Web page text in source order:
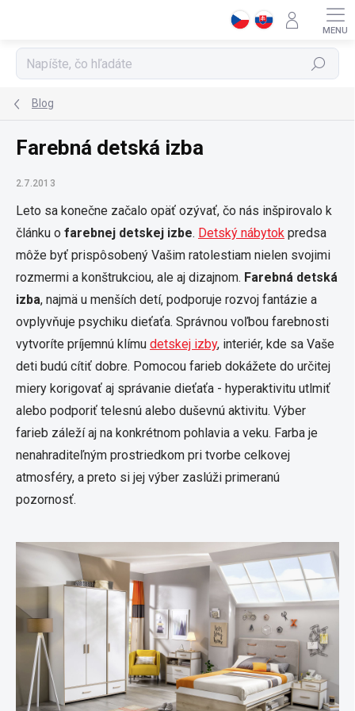
Hľadať
Blog
Farebná detská izba
2.7.2013
Leto sa konečne začalo opäť ozývať, čo nás inšpirovalo k
článku o farebnej detskej izbe. Detský nábytok predsa
môže byť prispôsobený Vašim ratolestiam nielen svojimi
rozmermi a konštrukciou, ale aj dizajnom. Farebná detská
izba, najmä u menších detí, podporuje rozvoj fantázie a
ovplyvňuje psychiku dieťaťa. Správnou voľbou farebnosti
vytvoríte príjemnú klímu detskej izby, interiér, kde sa Vaše
deti budú cítiť dobre. Pomocou farieb dokážete do určitej
miery korigovať aj správanie dieťaťa - hyperaktivitu utlmiť
alebo podporiť telesnú alebo duševnú aktivitu. Výber
farieb záleží aj na konkrétnom pohlavia a veku. Farba je
nenahraditeľným prostriedkom pri tvorbe celkovej
atmosféry, a preto si jej výber zaslúži primeranú
pozornosť.